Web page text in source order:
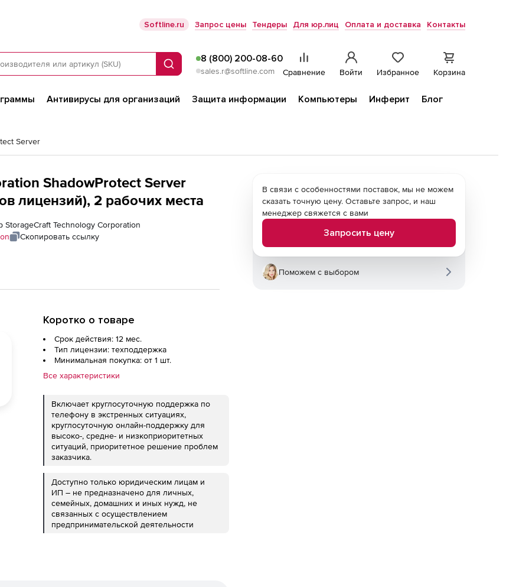
Softline.ru Запрос цены Тендеры Для юр.лиц Оплата и доставка Контакты
Поиск
8 (800) 200-08-60
sales.r@softline.com Сравнение Войти Избранное Корзина
Антивирусы для организаций Защита информации Компьютеры Инферит
Блог
Server
ShadowProtect Server
лицензий), 2 рабочих места
Technology Corporation
Скопировать ссылку
Коротко о товаре
Срок действия: 12 мес.
Тип лицензии: техподдержка
Минимальная покупка: от 1 шт.
Все характеристики
Включает круглосуточную поддержка по
телефону в экстренных ситуациях,
круглосуточную онлайн-поддержку для
высоко-, средне- и низкоприоритетных
ситуаций, приоритетное решение проблем
заказчика.
Доступно только юридическим лицам и
ИП – не предназначено для личных,
семейных, домашних и иных нужд, не
связанных с осуществлением
предпринимательской деятельности
В связи с особенностями поставок, мы не можем
сказать точную цену. Оставьте запрос, и наш
менеджер свяжется с вами
Запросить цену
Поможем с выбором